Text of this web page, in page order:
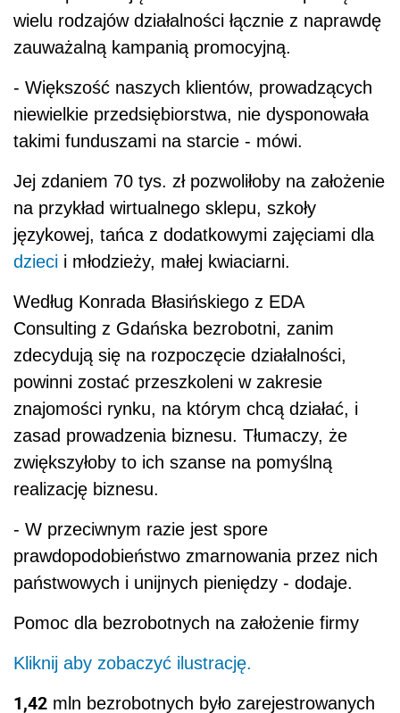
wielu rodzajów działalności łącznie z naprawdę
zauważalną kampanią promocyjną.
- Większość naszych klientów, prowadzących
niewielkie przedsiębiorstwa, nie dysponowała
takimi funduszami na starcie - mówi.
Jej zdaniem 70 tys. zł pozwoliłoby na założenie
na przykład wirtualnego sklepu, szkoły
językowej, tańca z dodatkowymi zajęciami dla
dzieci i młodzieży, małej kwiaciarni.
Według Konrada Błasińskiego z EDA
Consulting z Gdańska bezrobotni, zanim
zdecydują się na rozpoczęcie działalności,
powinni zostać przeszkoleni w zakresie
znajomości rynku, na którym chcą działać, i
zasad prowadzenia biznesu. Tłumaczy, że
zwiększyłoby to ich szanse na pomyślną
realizację biznesu.
- W przeciwnym razie jest spore
prawdopodobieństwo zmarnowania przez nich
państwowych i unijnych pieniędzy - dodaje.
Pomoc dla bezrobotnych na założenie firmy
Kliknij aby zobaczyć ilustrację.
1,42 mln bezrobotnych było zarejestrowanych